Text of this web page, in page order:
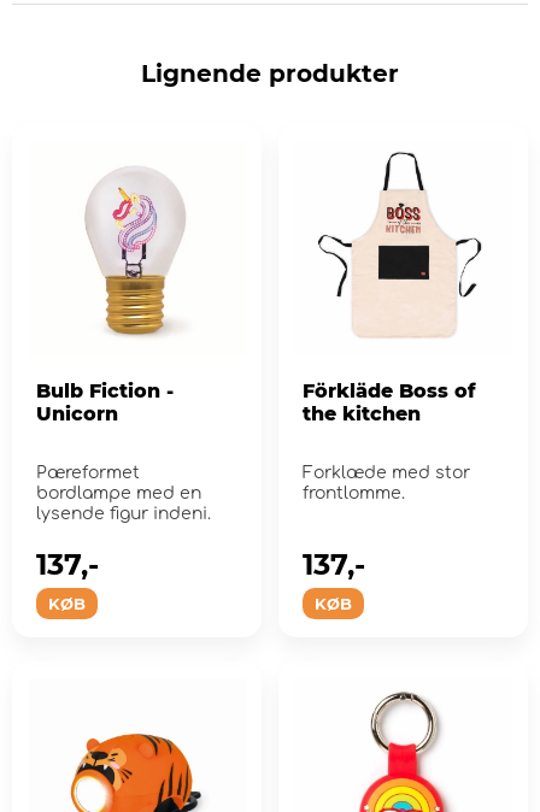
Lignende produkter
Bulb Fiction -
Unicorn
Pæreformet
bordlampe med en
lysende figur indeni.
KØB
137,-
Förkläde Boss of
the kitchen
Forklæde med stor
frontlomme.
KØB
137,-